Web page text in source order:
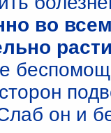
во
он и